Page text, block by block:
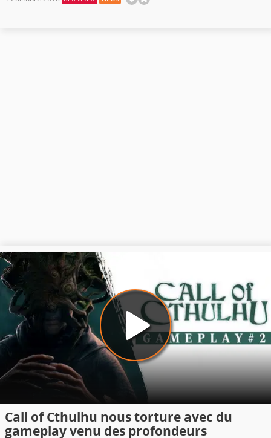
Call of Cthulhu nous torture avec du
gameplay venu des profondeurs